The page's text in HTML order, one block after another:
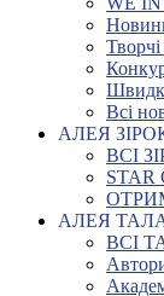
Всі
АЛЕЯ
ВСІ
АЛЕЯ
ВСІ